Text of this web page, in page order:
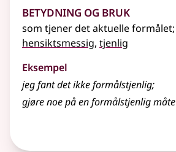
Betydning og bruk
som tjener det aktuelle formålet;
hensiktsmessig, tjenlig
Eksempel
jeg fant det ikkeformålstjenlig;
gjøre noe på en formålstjenlig måte